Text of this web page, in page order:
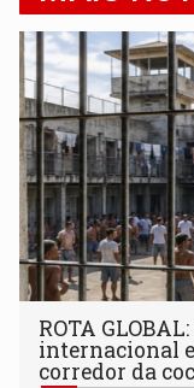
ROTA
internacional
corredor da